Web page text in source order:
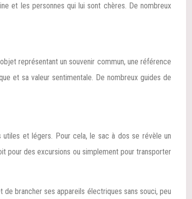
et les personnes qui lui sont chères. De nombreux
représentant un souvenir commun, une référence
et sa valeur sentimentale. De nombreux guides de
et légers. Pour cela, le sac à dos se révèle un
pour des excursions ou simplement pour transporter
de brancher ses appareils électriques sans souci, peu